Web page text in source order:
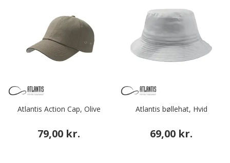
Atlantis Action Cap, Olive
79,00 kr.
Atlantis bøllehat, Hvid
69,00 kr.